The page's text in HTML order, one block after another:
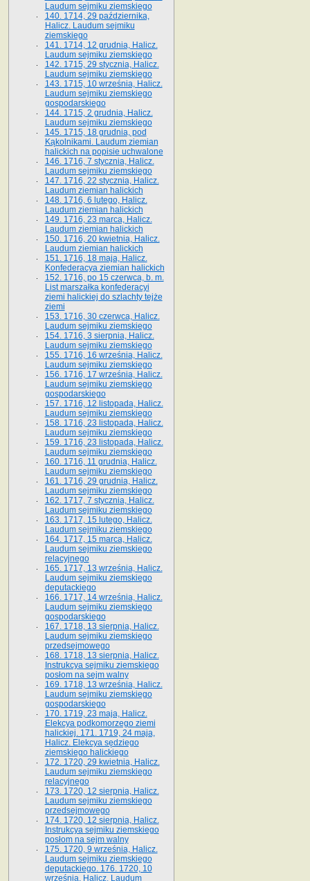
Laudum sejmiku ziemskiego
140. 1714, 29 października,
Halicz. Laudum sejmiku
ziemskiego
141. 1714, 12 grudnia, Halicz.
Laudum sejmiku ziemskiego
142. 1715, 29 stycznia, Halicz.
Laudum sejmiku ziemskiego
143. 1715, 10 września, Halicz.
Laudum sejmiku ziemskiego
gospodarskiego
144. 1715, 2 grudnia, Halicz.
Laudum sejmiku ziemskiego
145. 1715, 18 grudnia, pod
Kąkolnikami. Laudum ziemian
halickich na popisie uchwalone
146. 1716, 7 stycznia, Halicz.
Laudum sejmiku ziemskiego
147. 1716, 22 stycznia, Halicz.
Laudum ziemian halickich
148. 1716, 6 lutego, Halicz.
Laudum ziemian halickich
149. 1716, 23 marca, Halicz.
Laudum ziemian halickich
150. 1716, 20 kwietnia, Halicz.
Laudum ziemian halickich
151. 1716, 18 maja, Halicz.
Konfederacya ziemian halickich
152. 1716, po 15 czerwca, b. m.
List marszałka konfederacyi
ziemi halickiej do szlachty tejże
ziemi
153. 1716, 30 czerwca, Halicz.
Laudum sejmiku ziemskiego
154. 1716, 3 sierpnia, Halicz.
Laudum sejmiku ziemskiego
155. 1716, 16 września, Halicz.
Laudum sejmiku ziemskiego
156. 1716, 17 września, Halicz.
Laudum sejmiku ziemskiego
gospodarskiego
157. 1716, 12 listopada, Halicz.
Laudum sejmiku ziemskiego
158. 1716, 23 listopada, Halicz.
Laudum sejmiku ziemskiego
159. 1716, 23 listopada, Halicz.
Laudum sejmiku ziemskiego
160. 1716, 11 grudnia, Halicz.
Laudum sejmiku ziemskiego
161. 1716, 29 grudnia, Halicz.
Laudum sejmiku ziemskiego
162. 1717, 7 stycznia, Halicz.
Laudum sejmiku ziemskiego
163. 1717, 15 lutego, Halicz.
Laudum sejmiku ziemskiego
164. 1717, 15 marca, Halicz.
Laudum sejmiku ziemskiego
relacyjnego
165. 1717, 13 września, Halicz.
Laudum sejmiku ziemskiego
deputackiego
166. 1717, 14 września, Halicz.
Laudum sejmiku ziemskiego
gospodarskiego
167. 1718, 13 sierpnia, Halicz.
Laudum sejmiku ziemskiego
przedsejmowego
168. 1718, 13 sierpnia, Halicz.
Instrukcya sejmiku ziemskiego
posłom na sejm walny
169. 1718, 13 września, Halicz.
Laudum sejmiku ziemskiego
gospodarskiego
170. 1719, 23 maja, Halicz.
Elekcya podkomorzego ziemi
halickiej. 171. 1719, 24 maja,
Halicz. Elekcya sędziego
ziemskiego halickiego
172. 1720, 29 kwietnia, Halicz.
Laudum sejmiku ziemskiego
relacyjnego
173. 1720, 12 sierpnia, Halicz.
Laudum sejmiku ziemskiego
przedsejmowego
174. 1720, 12 sierpnia, Halicz.
Instrukcya sejmiku ziemskiego
posłom na sejm walny
175. 1720, 9 września, Halicz.
Laudum sejmiku ziemskiego
deputackiego. 176. 1720, 10
września, Halicz. Laudum